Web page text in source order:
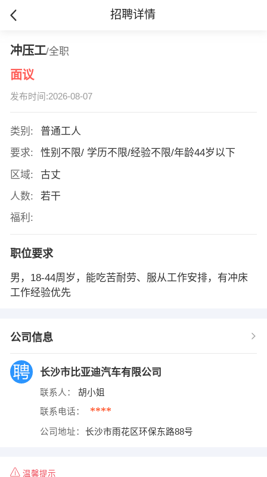
招聘详情
冲压工/全职
面议
发布时间:2026-08-07
类别:
普通工人
要求:
性别不限/ 学历不限/经验不限/年龄44岁以下
区域:
古丈
人数:
若干
福利:
职位要求
男，18-44周岁，能吃苦耐劳、服从工作安排，有冲床
工作经验优先
公司信息
长沙市比亚迪汽车有限公司
联系人： 胡小姐
联系电话： ****
公司地址： 长沙市雨花区环保东路88号
温馨提示